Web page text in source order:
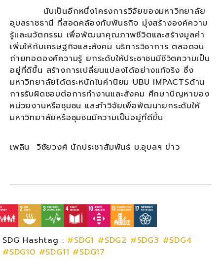
นับเป็นอีกหนึ่งโครงการวิจัยของมหาวิทยาลัย
อุบลราชธานี ที่สอดคล้องกับพันธกิจ มุ่งสร้างองค์ความ
รู้และนวัตกรรม เพื่อพัฒนาคุณภาพชีวิตและสร้างมูลค่า
เพิ่มให้กับเศรษฐกิจและสังคม บริการวิชาการ ตลอดจน
ถ่ายทอดองค์ความรู้ ยกระดับให้ประชาชนมีชีวิตความเป็น
อยู่ที่ดีขึ้น สร้างการเปลี่ยนแปลงได้อย่างแท้จริง ซึ่ง
มหาวิทยาลัยได้ตระหนักในค่านิยม UBU IMPACTSด้าน
การรับผิดชอบต่อการทำงานและสังคม ศึกษาปัญหาของ
หน่วยงานหรือชุมชน และทำวิจัยเพื่อพัฒนายกระดับให้
มหาวิทยาลัยหรือชุมชนมีความเป็นอยู่ที่ดีขึ้น
เพลิน วิชัยวงศ์ นักประชาสัมพันธ์ ม.อุบลฯ ข่าว
SDG Hashtag : #SDG1 #SDG2 #SDG3 #SDG4
#SDG10 #SDG11 #SDG17